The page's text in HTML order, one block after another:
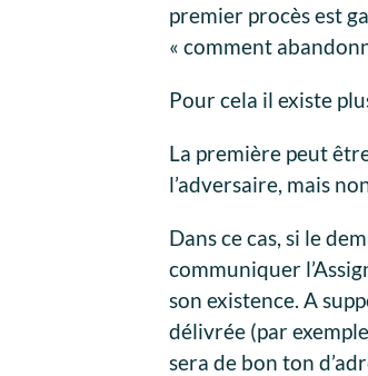
premier procès est
« comment
Pour cela il existe
La première peut
l’adversaire, mais
Dans ce cas, si le
communiquer
son existence. A
délivrée (par
sera de bon ton